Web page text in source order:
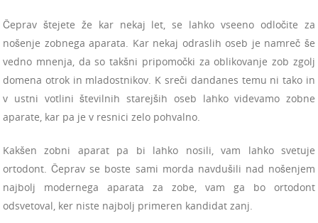
Čeprav štejete že kar nekaj let, se lahko vseeno odločite za
nošenje zobnega aparata. Kar nekaj odraslih oseb je namreč še
vedno mnenja, da so takšni pripomočki za oblikovanje zob zgolj
domena otrok in mladostnikov. K sreči dandanes temu ni tako in
v ustni votlini številnih starejših oseb lahko videvamo zobne
aparate, kar pa je v resnici zelo pohvalno.
Kakšen zobni aparat pa bi lahko nosili, vam lahko svetuje
ortodont. Čeprav se boste sami morda navdušili nad nošenjem
najbolj modernega aparata za zobe, vam ga bo ortodont
odsvetoval, ker niste najbolj primeren kandidat zanj.